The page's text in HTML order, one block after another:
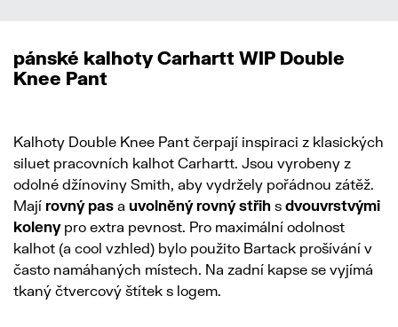
pánské kalhoty Carhartt WIP Double
Knee Pant
Kalhoty Double Knee Pant čerpají inspiraci z klasických
siluet pracovních kalhot Carhartt. Jsou vyrobeny z
odolné džínoviny Smith, aby vydržely pořádnou zátěž.
Mají rovný pas a uvolněný rovný střih s dvouvrstvými
kolenypro extra pevnost. Pro maximální odolnost
kalhot (a cool vzhled) bylo použito Bartack prošívání v
často namáhaných místech. Na zadní kapse se vyjímá
tkaný čtvercový štítek s logem.